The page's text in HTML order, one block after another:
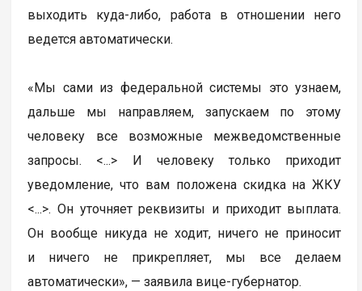
выходить куда-либо, работа в отношении него
ведется автоматически.
«Мы сами из федеральной системы это узнаем,
дальше мы направляем, запускаем по этому
человеку все возможные межведомственные
запросы. <...> И человеку только приходит
уведомление, что вам положена скидка на ЖКУ
<...>. Он уточняет реквизиты и приходит выплата.
Он вообще никуда не ходит, ничего не приносит
и ничего не прикрепляет, мы все делаем
автоматически», — заявила вице-губернатор.